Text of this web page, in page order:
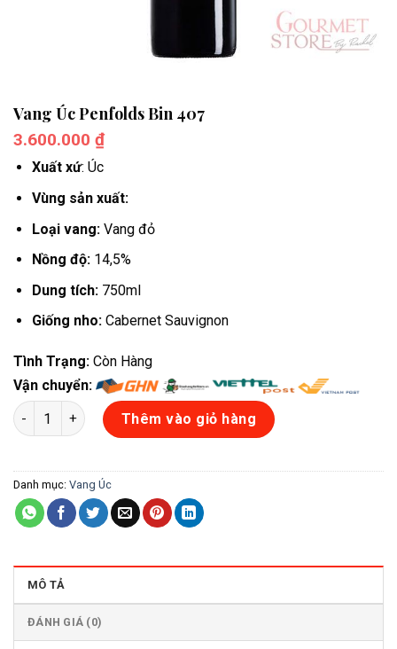
Vang Úc Penfolds Bin 407
3.600.000 ₫
Xuất xứ: Úc
Vùng sản xuất:
Loại vang:Vang đỏ
Nồng độ:14,5%
Dung tích:750ml
Giống nho: Cabernet Sauvignon
Tình Trạng: Còn Hàng
Vận chuyển:
Vang Úc Penfolds Bin 407 số lượng
Thêm vào giỏ hàng
Danh mục: Vang Úc
MÔ TẢ
ĐÁNH GIÁ (0)